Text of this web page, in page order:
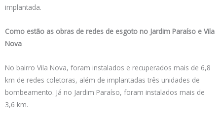
implantada.
Como estão as obras de redes de esgoto no Jardim Paraíso e Vila
Nova
No bairro Vila Nova, foram instalados e recuperados mais de 6,8
km de redes coletoras, além de implantadas três unidades de
bombeamento. Já no Jardim Paraíso, foram instalados mais de
3,6 km.